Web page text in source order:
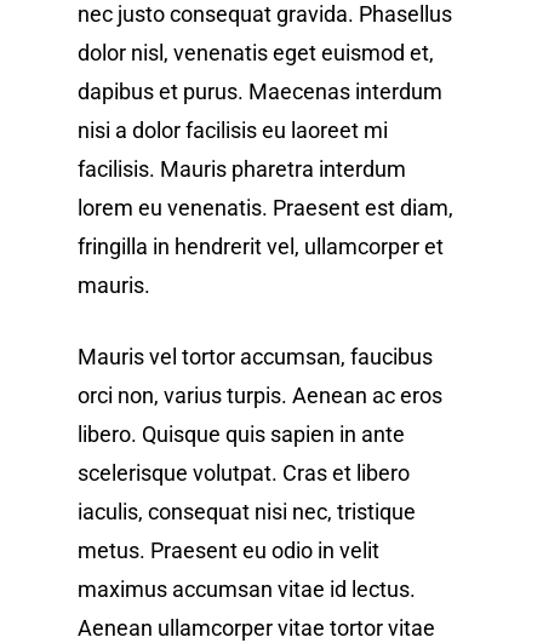
nec justo consequat gravida. Phasellus
dolor nisl, venenatis eget euismod et,
dapibus et purus. Maecenas interdum
nisi a dolor facilisis eu laoreet mi
facilisis. Mauris pharetra interdum
lorem eu venenatis. Praesent est diam,
fringilla in hendrerit vel, ullamcorper et
mauris.
Mauris vel tortor accumsan, faucibus
orci non, varius turpis. Aenean ac eros
libero. Quisque quis sapien in ante
scelerisque volutpat. Cras et libero
iaculis, consequat nisi nec, tristique
metus. Praesent eu odio in velit
maximus accumsan vitae id lectus.
Aenean ullamcorper vitae tortor vitae